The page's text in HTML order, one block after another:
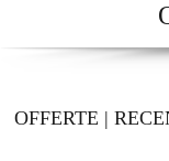
OFFERTE |